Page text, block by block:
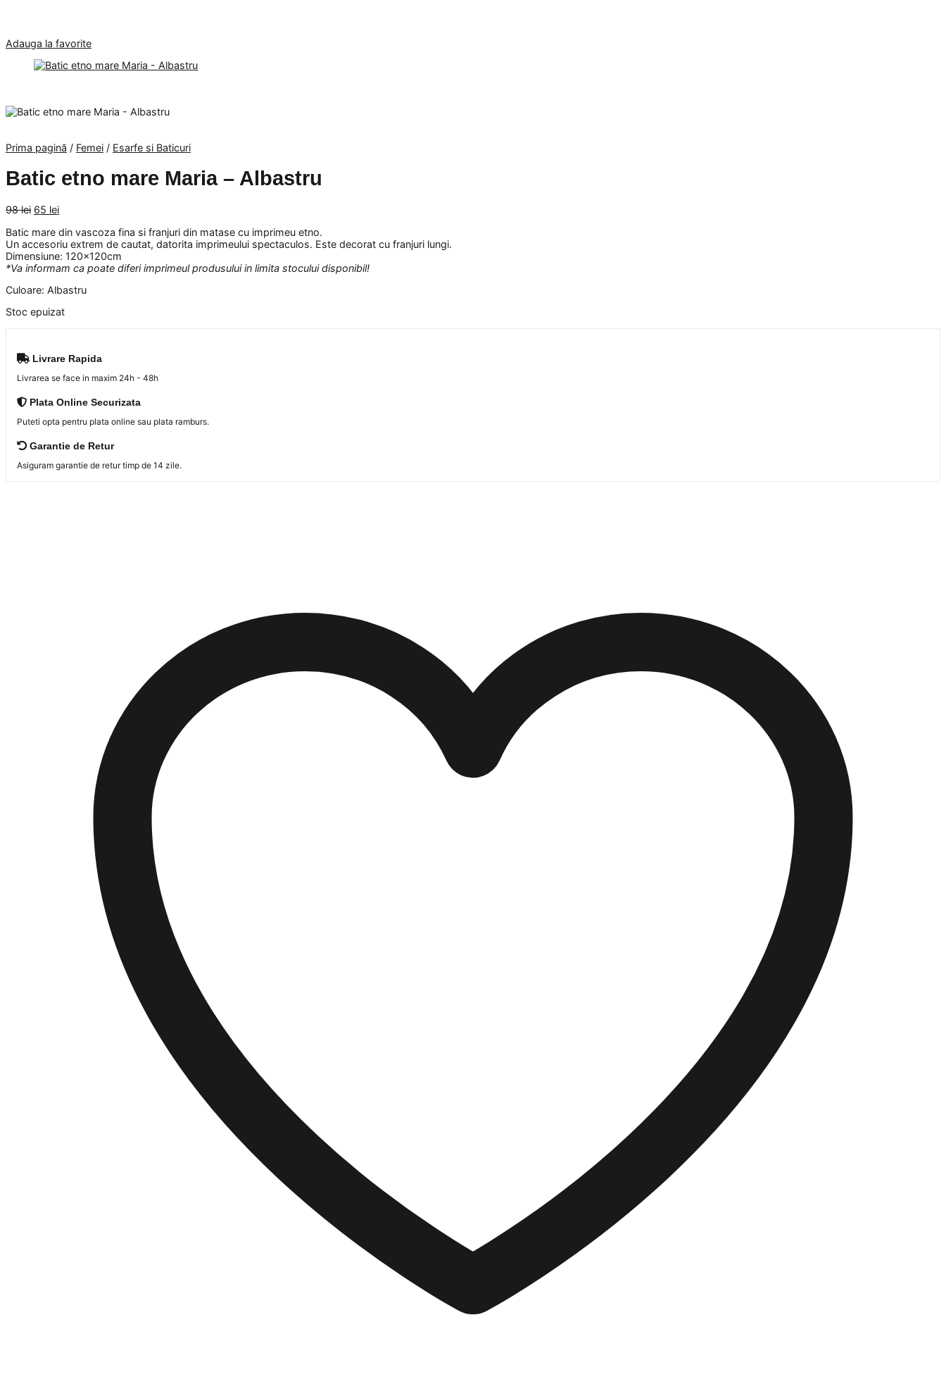
Adauga la favorite
Prima pagină / Femei / Esarfe si Baticuri
Batic etno mare Maria – Albastru
98lei Prețul
a
fost:
98 lei.
65 leiPrețul
este:
65 lei.
Batic mare din vascoza fina si franjuri din matase cu imprimeu etno.
Un accesoriu extrem de cautat, datorita imprimeului spectaculos. Este decorat cu franjuri lungi.
Dimensiune: 120x120cm
*Va informam ca poate diferi imprimeul produsului in limita stocului disponibil!
Culoare: Albastru
Stoc epuizat
Livrare Rapida
Livrarea se face in maxim 24h - 48h
Plata Online Securizata
Puteti opta pentru plata online sau plata ramburs.
Garantie de Retur
Asiguram garantie de retur timp de 14 zile.